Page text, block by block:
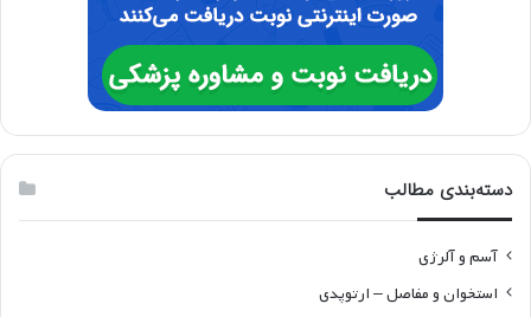
دسته‌بندی مطالب
آسم و آلرژی
استخوان و مفاصل – ارتوپدی